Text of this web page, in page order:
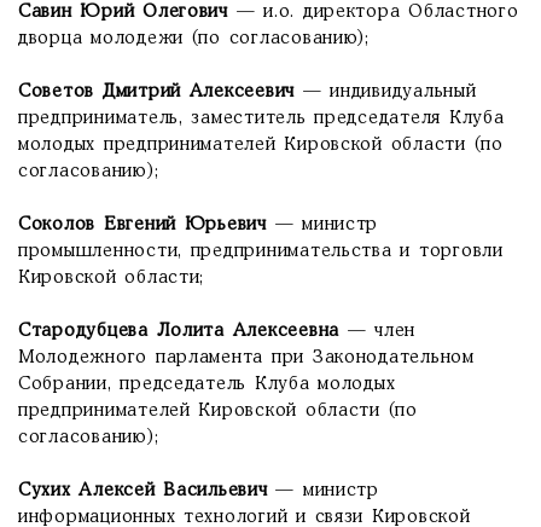
Савин Юрий Олегович— и.о. директора Областного
дворца молодежи (по согласованию);
Советов Дмитрий Алексеевич — индивидуальный
предприниматель, заместитель председателя Клуба
молодых предпринимателей Кировской области (по
согласованию);
Соколов Евгений Юрьевич— министр
промышленности, предпринимательства и торговли
Кировской области;
Стародубцева Лолита Алексеевна — член
Молодежного парламента при Законодательном
Собрании, председатель Клуба молодых
предпринимателей Кировской области (по
согласованию);
Сухих Алексей Васильевич— министр
информационных технологий и связи Кировской